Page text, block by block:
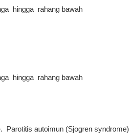
hingga rahang bawah
hingga rahang bawah
Parotitis autoimun (Sjogren syndrome)